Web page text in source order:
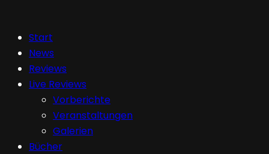
Start
News
Reviews
Live Reviews
Vorberichte
Veranstaltungen
Galerien
Bücher